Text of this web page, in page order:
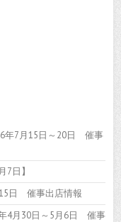
年7月15日～20日 催事
日】
日 催事出店情報
4月30日～5月6日 催事